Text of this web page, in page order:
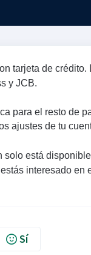
tarjeta de crédito.
y JCB.
para el resto de
ajustes de tu
solo está
interesado en
Sí